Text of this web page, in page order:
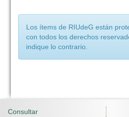
Los ítems de RIUdeG están
con todos los derechos
indique lo contrario.
Consultar